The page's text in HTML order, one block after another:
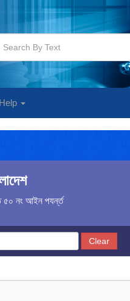
Help
৫০ নং আইন পযর্ন্ত
Clear